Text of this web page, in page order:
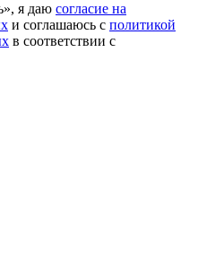
я даю согласие на
и соглашаюсь с политикой
в соответствии с